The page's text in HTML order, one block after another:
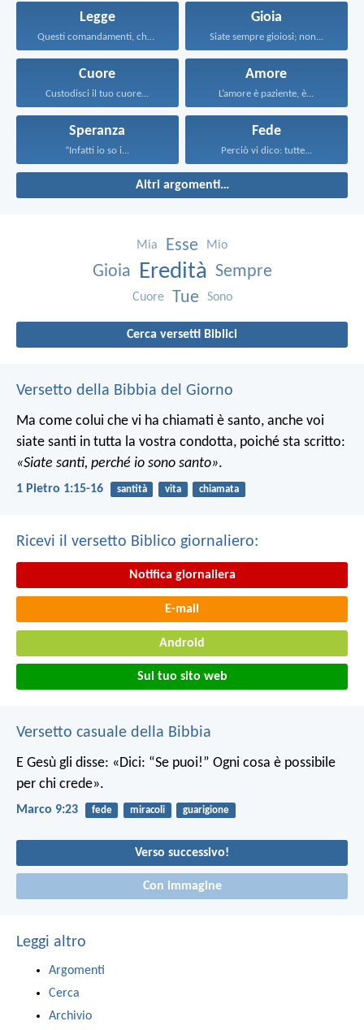
Legge
Questi comandamenti, che oggi...
Gioia
Siate sempre gioiosi; non...
Cuore
Custodisci il tuo cuore...
Amore
L’amore è paziente, è...
Speranza
“Infatti io so i...
Fede
Perciò vi dico: tutte...
Altri argomenti…
Mia Esse Mio
Gioia Eredità Sempre
Cuore Tue Sono
Cerca versetti Biblici
Versetto della Bibbia del Giorno
Ma come colui che vi ha chiamati è santo, anche voi
siate santi in tutta la vostra condotta, poiché sta scritto:
«Siate santi, perché io sono santo».
1 Pietro 1:15-16 santità vita chiamata
Ricevi il versetto Biblico giornaliero:
Notifica giornaliera
E-mail
Android
Sul tuo sito web
Versetto casuale della Bibbia
E Gesù gli disse: «Dici: “Se puoi!” Ogni cosa è possibile
per chi crede».
Marco 9:23 fede miracoli guarigione
Verso successivo!
Con immagine
Leggi altro
Argomenti
Cerca
Archivio